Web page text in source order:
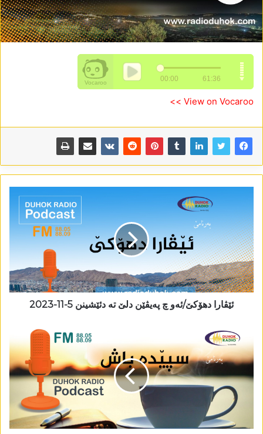
View on Vocaroo >>
ئێڤارا دھۆکێ/ئەو چ پەیڤێن دلێ تە دئێشینن 5-11-2023